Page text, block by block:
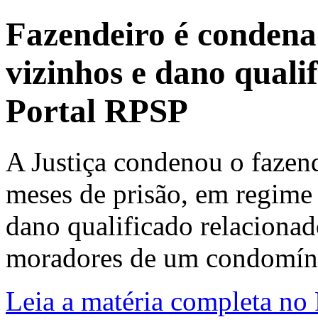
Fazendeiro é
vizinhos e dano
Portal RPSP
A Justiça condenou o
meses de prisão, em
dano qualificado
moradores de um
Leia a matéria completa no